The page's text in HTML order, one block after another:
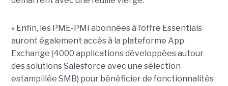
« Enfin, les PME-PMI abonnées à l’offre Essentials
auront également accès à la plateforme App
Exchange (4000 applications développées autour
des solutions Salesforce avec une sélection
estampillée SMB) pour bénéficier de fonctionnalités